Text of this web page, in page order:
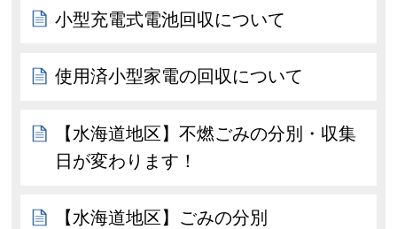
小型充電式電池回収について
使用済小型家電の回収について
【水海道地区】不燃ごみの分別・収集
日が変わります！
【水海道地区】ごみの分別